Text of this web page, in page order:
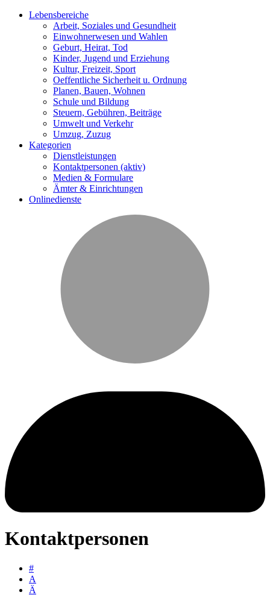
Lebensbereiche
Arbeit, Soziales und Gesundheit
Einwohnerwesen und Wahlen
Geburt, Heirat, Tod
Kinder, Jugend und Erziehung
Kultur, Freizeit, Sport
Oeffentliche Sicherheit u. Ordnung
Planen, Bauen, Wohnen
Schule und Bildung
Steuern, Gebühren, Beiträge
Umwelt und Verkehr
Umzug, Zuzug
Kategorien
Dienstleistungen
Kontaktpersonen (aktiv)
Medien & Formulare
Ämter & Einrichtungen
Onlinedienste
Kontaktpersonen
#
A
Ä